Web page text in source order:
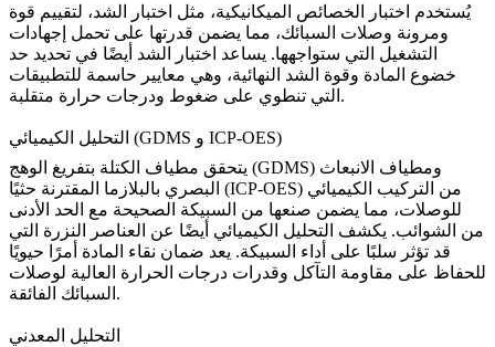
يُستخدم اختبار الخصائص الميكانيكية، مثل اختبار الشد، لتقييم قوة
ومرونة وصلات السبائك، مما يضمن قدرتها على تحمل إجهادات
التشغيل التي ستواجهها. يساعد اختبار الشد أيضًا في تحديد حد
خضوع المادة وقوة الشد النهائية، وهي معايير حاسمة للتطبيقات
التي تنطوي على ضغوط ودرجات حرارة متقلبة.
التحليل الكيميائي (GDMS و ICP-OES)
يتحقق مطياف الكتلة بتفريغ الوهج (GDMS) ومطياف الانبعاث
البصري بالبلازما المقترنة حثيًا (ICP-OES)
للوصلات، مما يضمن صنعها من السبيكة الصحيحة مع الحد الأدنى
من الشوائب. يكشف التحليل الكيميائي أيضًا عن العناصر النزرة التي
قد تؤثر سلبًا على أداء السبيكة. يعد ضمان نقاء المادة أمرًا حيويًا
للحفاظ على مقاومة التآكل وقدرات درجات الحرارة العالية لوصلات
السبائك الفائقة.
التحليل المعدني